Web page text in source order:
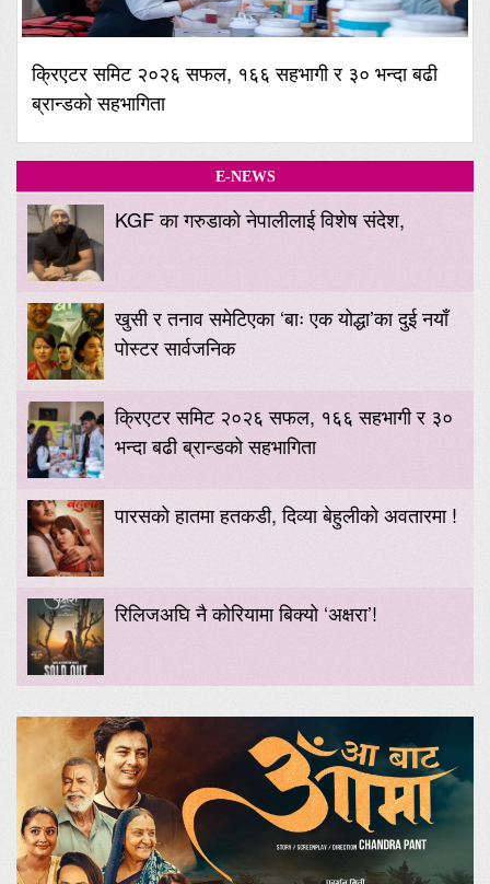
क्रिएटर समिट २०२६ सफल, १६६ सहभागी र ३० भन्दा बढी
ब्रान्डको सहभागिता
E-NEWS
KGF का गरुडाको नेपालीलाई विशेष संदेश,
खुसी र तनाव समेटिएका ‘बाः एक योद्धा’का दुई नयाँ
पोस्टर सार्वजनिक
क्रिएटर समिट २०२६ सफल, १६६ सहभागी र ३०
भन्दा बढी ब्रान्डको सहभागिता
पारसको हातमा हतकडी, दिव्या बेहुलीको अवतारमा !
रिलिजअघि नै कोरियामा बिक्यो ‘अक्षरा’!